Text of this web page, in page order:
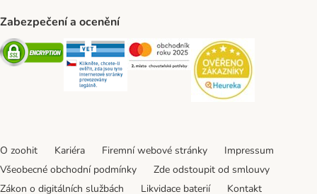
Zabezpečení a ocenění
Security Security Security
O zoohit Kariéra Firemní webové stránky
Impressum
Všeobecné obchodní podmínky
Zde odstoupit od smlouvy
Zákon o digitálních službách
Likvidace baterií Kontakt